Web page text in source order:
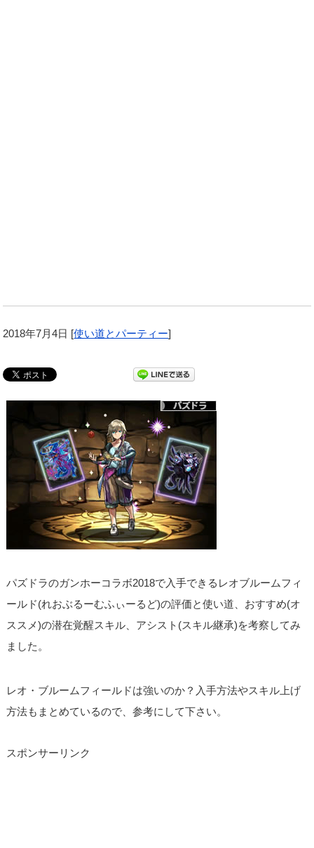
2018年7月4日 [使い道とパーティー]
パズドラのガンホーコラボ2018で入手できるレオブルームフィ
ールド(れおぶるーむふぃーるど)の評価と使い道、おすすめ(オ
ススメ)の潜在覚醒スキル、アシスト(スキル継承)を考察してみ
ました。
レオ・ブルームフィールドは強いのか？入手方法やスキル上げ
方法もまとめているので、参考にして下さい。
スポンサーリンク